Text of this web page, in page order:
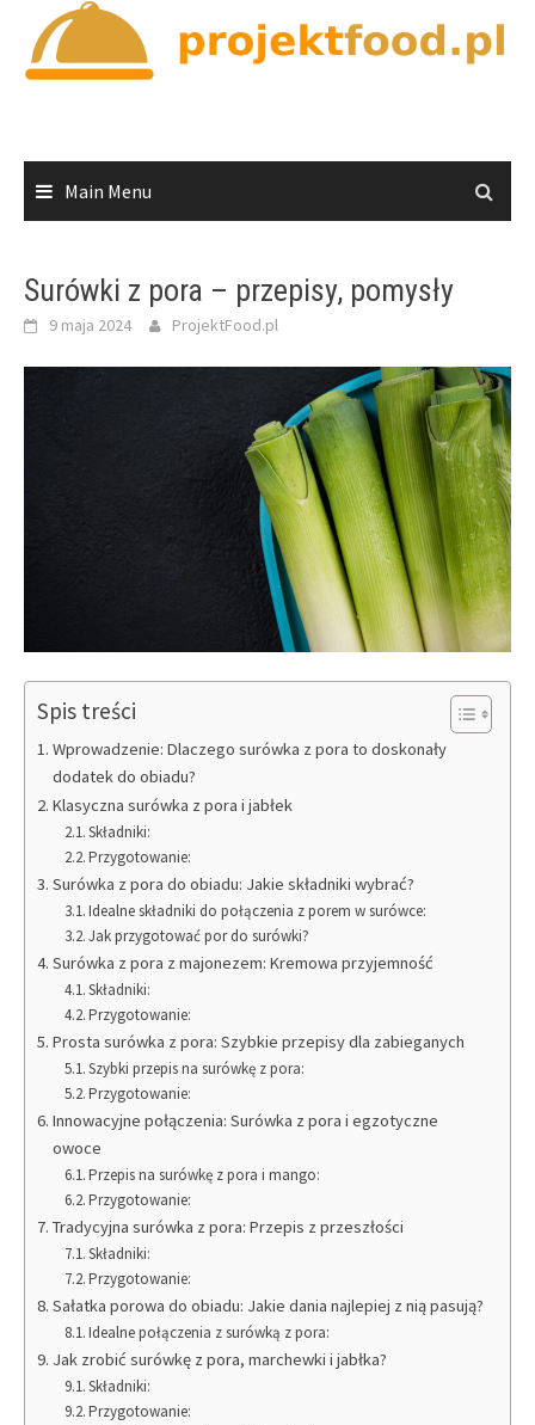
content
Main Menu
Surówki z pora – przepisy, pomysły
9 maja 2024 ProjektFood.pl
Spis treści
Wprowadzenie: Dlaczego surówka z pora to doskonały
dodatek do obiadu?
Klasyczna surówka z pora i jabłek
Składniki:
Przygotowanie:
Surówka z pora do obiadu: Jakie składniki wybrać?
Idealne składniki do połączenia z porem w surówce:
Jak przygotować por do surówki?
Surówka z pora z majonezem: Kremowa przyjemność
Składniki:
Przygotowanie:
Prosta surówka z pora: Szybkie przepisy dla zabieganych
Szybki przepis na surówkę z pora:
Przygotowanie:
Innowacyjne połączenia: Surówka z pora i egzotyczne
owoce
Przepis na surówkę z pora i mango:
Przygotowanie:
Tradycyjna surówka z pora: Przepis z przeszłości
Składniki:
Przygotowanie:
Sałatka porowa do obiadu: Jakie dania najlepiej z nią pasują?
Idealne połączenia z surówką z pora:
Jak zrobić surówkę z pora, marchewki i jabłka?
Składniki:
Przygotowanie: